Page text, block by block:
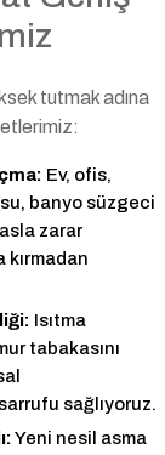
tutmak adına
Ev, ofis,
banyo süzgeci
asla zarar
Isıtma
tabakasını
sağlıyoruz.
Yeni nesil asma